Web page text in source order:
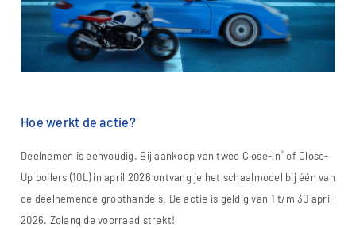
Hoe werkt de actie?
Deelnemen is eenvoudig. Bij aankoop van twee Close-in® of Close-
Up boilers (10L) in april 2026 ontvang je het schaalmodel bij één van
de deelnemende groothandels. De actie is geldig van 1 t/m 30 april
2026. Zolang de voorraad strekt!